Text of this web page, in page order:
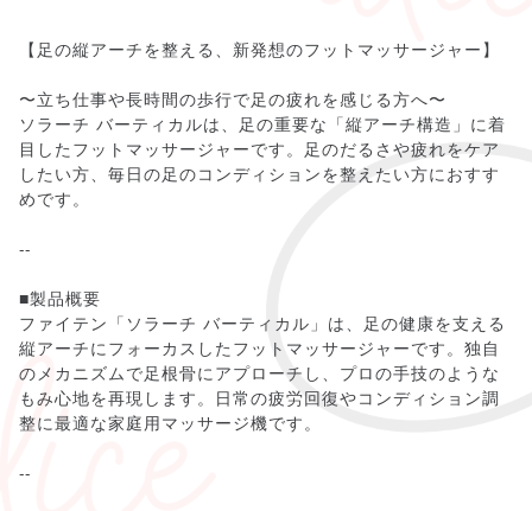
【足の縦アーチを整える、新発想のフットマッサージャー】
〜立ち仕事や長時間の歩行で足の疲れを感じる方へ〜
ソラーチ バーティカルは、足の重要な「縦アーチ構造」に着
目したフットマッサージャーです。足のだるさや疲れをケア
したい方、毎日の足のコンディションを整えたい方におすす
めです。
--
■製品概要
ファイテン「ソラーチ バーティカル」は、足の健康を支える
縦アーチにフォーカスしたフットマッサージャーです。独自
のメカニズムで足根骨にアプローチし、プロの手技のような
もみ心地を再現します。日常の疲労回復やコンディション調
整に最適な家庭用マッサージ機です。
--